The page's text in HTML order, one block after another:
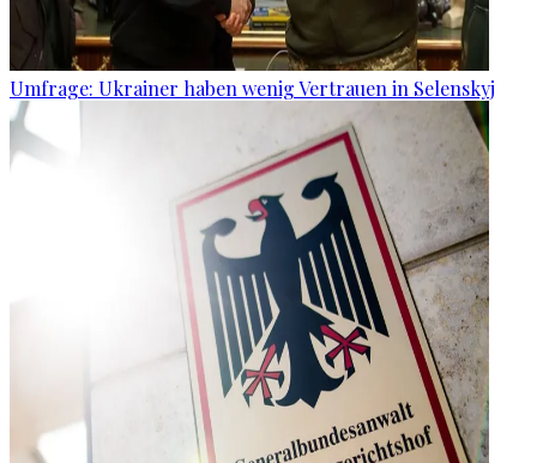
Umfrage: Ukrainer haben wenig Vertrauen in Selenskyj